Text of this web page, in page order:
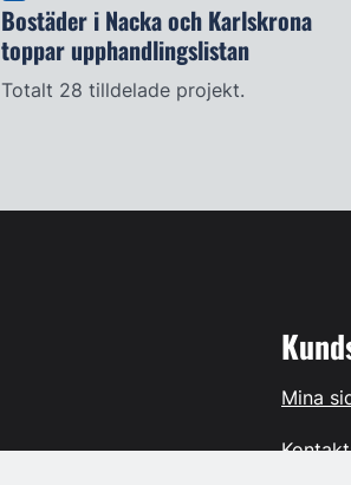
Bostäder i Nacka och Karlskrona
toppar upphandlingslistan
Totalt 28 tilldelade projekt.
Mina